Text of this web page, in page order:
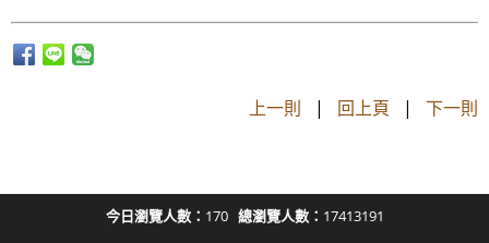
上一則 | 回上頁 | 下一則
今日瀏覽人數： 170 總瀏覽人數： 17413191